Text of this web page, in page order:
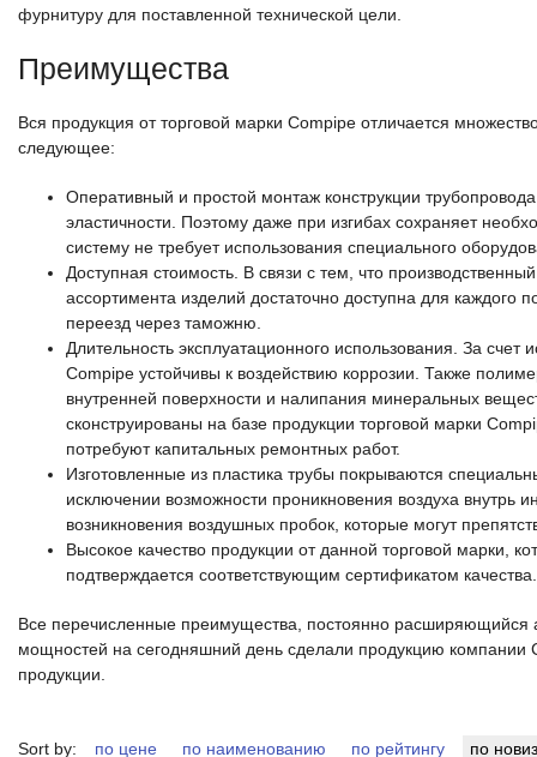
фурнитуру для поставленной технической цели.
Преимущества
Вся продукция от торговой марки Compipe отличается
следующее:
Оперативный и простой монтаж конструкции
эластичности. Поэтому даже при изгибах сохраняет
систему не требует использования специального
Доступная стоимость. В связи с тем, что
ассортимента изделий достаточно доступна для каждого
переезд через таможню.
Длительность эксплуатационного использования. За
Compipe устойчивы к воздействию коррозии. Также
внутренней поверхности и налипания минеральных
сконструированы на базе продукции торговой марки
потребуют капитальных ремонтных работ.
Изготовленные из пластика трубы покрываются
исключении возможности проникновения воздуха внутрь
возникновения воздушных пробок, которые могут
Высокое качество продукции от данной торговой марки,
подтверждается соответствующим сертификатом качества.
Все перечисленные преимущества, постоянно расширяющийся
мощностей на сегодняшний день сделали продукцию
продукции.
Sort by: по цене по наименованию по рейтингу по